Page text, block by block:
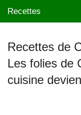
Recettes
Mes blogs préférés
Recettes de
Les folies de
cuisine